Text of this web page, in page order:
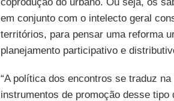
em conjunto com o intelecto geral
territórios, para pensar uma reforma
planejamento participativo e
“A política dos encontros se traduz
instrumentos de promoção desse